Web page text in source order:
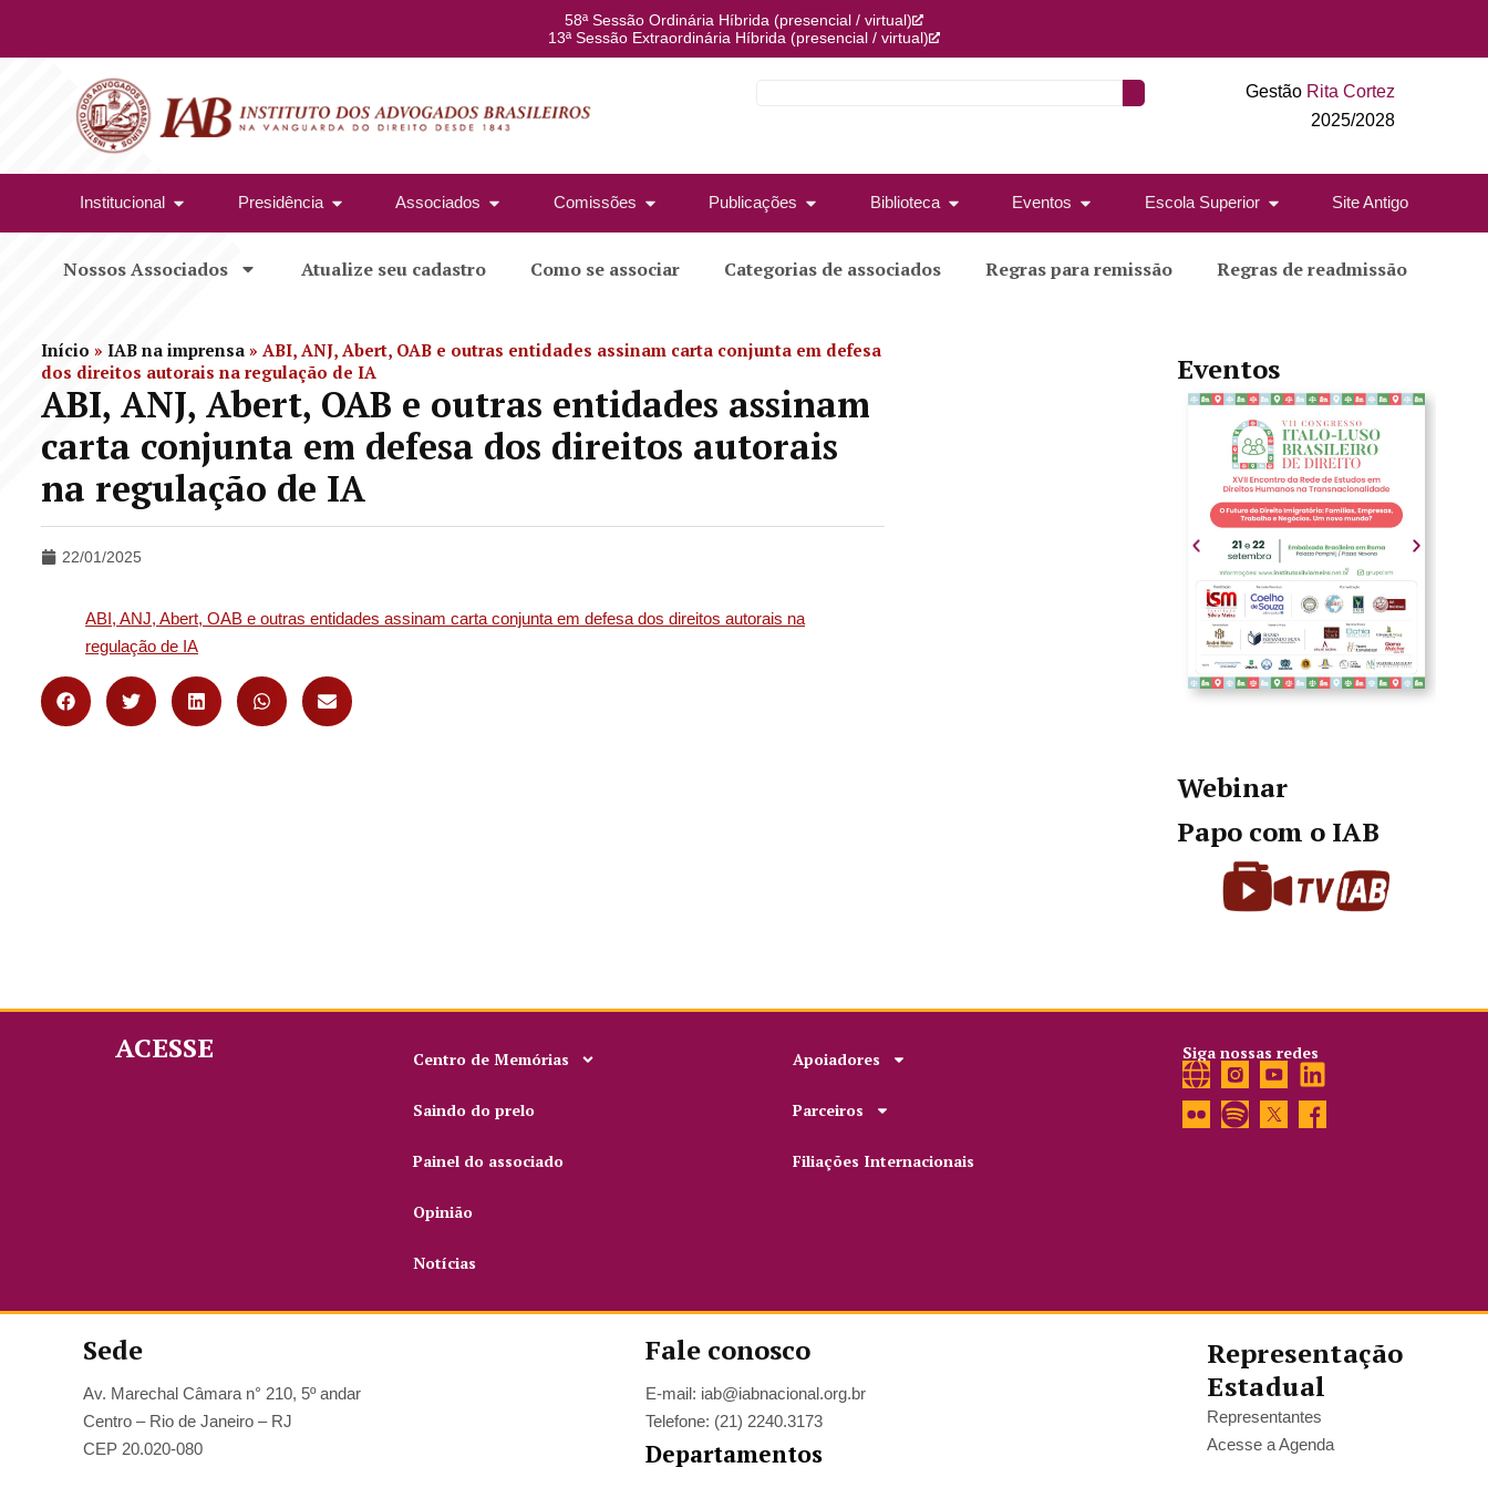
58ª Sessão Ordinária Híbrida (presencial / virtual)
13ª Sessão Extraordinária Híbrida (presencial / virtual)
Gestão Rita Cortez
2025/2028
Institucional Presidência Associados Comissões Publicações Biblioteca Eventos Escola Superior Site Antigo
Nossos Associados Atualize seu cadastro Como se associar Categorias de associados Regras para remissão Regras de readmissão
Início » IAB na imprensa » ABI, ANJ, Abert, OAB e outras entidades assinam carta conjunta em defesa
dos direitos autorais na regulação de IA
ABI, ANJ, Abert, OAB e outras entidades assinam
carta conjunta em defesa dos direitos autorais
na regulação de IA
22/01/2025
ABI, ANJ, Abert, OAB e outras entidades assinam carta conjunta em defesa dos direitos autorais na
regulação de IA
Eventos
Webinar
Papo com o IAB
ACESSE Centro de Memórias
Saindo do prelo
Painel do associado
Opinião
Notícias
Apoiadores
Parceiros
Filiações Internacionais
Siga nossas redes
Sede
Av. Marechal Câmara n° 210, 5º andar
Centro – Rio de Janeiro – RJ
CEP 20.020-080
Fale conosco
E-mail: iab@iabnacional.org.br
Telefone: (21) 2240.3173
Departamentos
Representação
Estadual
Representantes
Acesse a Agenda